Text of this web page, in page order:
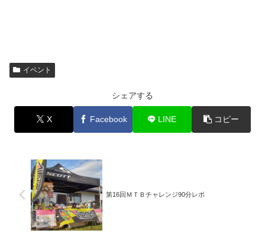
イベント
シェアする
X Facebook LINE コピー
第16回ＭＴＢチャレンジ90分レポ